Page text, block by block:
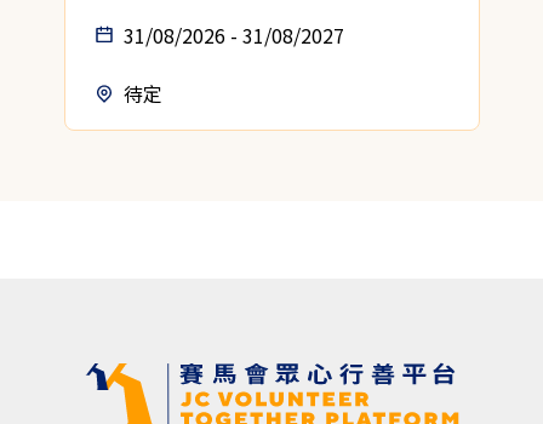
31/08/2026 - 31/08/2027
待定